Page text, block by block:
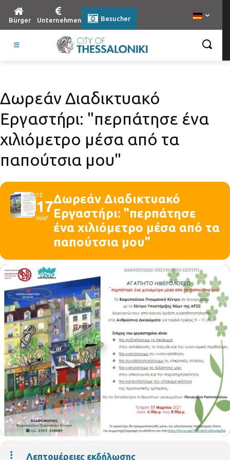
Bürger Unternehmen Besucher
Δωρεάν Διαδικτυακό
Εργαστήρι: "περπάτησε ένα
χιλιόμετρο μέσα από τα
παπούτσια μου"
ΤΕ
17
ΜΑΡ
Δωρεάν Διαδικτυακό
Εργαστήρι: "περπάτησε
ένα χιλιόμετρο μέσα από τα
παπούτσια μου"
Λεπτομέρειες εκδήλωσης